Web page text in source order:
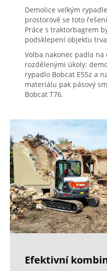
Demolice velkým
prostorově se toto
Práce s traktorbagrem
podsklepení objektu
Volba nakonec padla
rozdělenými úkoly:
rypadlo Bobcat E55z a
materiálu pak pásový
Bobcat T76.
Efektivní